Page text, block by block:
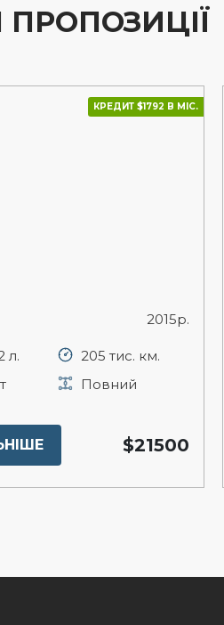
ПРОПОЗИЦІЇ
КРЕДИТ $1792 В МІС.
2015р.
л.
205 тис. км.
Повний
$21500